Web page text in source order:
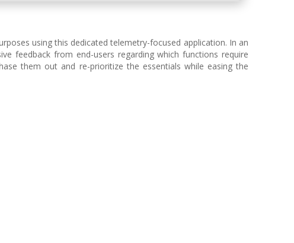
using this dedicated telemetry-focused application. In an
feedback from end-users regarding which functions require
them out and re-prioritize the essentials while easing the